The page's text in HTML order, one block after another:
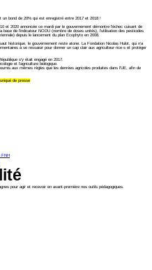
un bond de 20% qui est enregistré entre 2017 et 2018 !
et 2020 annoncée ce mardi par le gouvernement démontre l’échec cuisant de
de l'indicateur NODU (nombre de doses unités), l’utilisation des pesticides
depuis le lancement du plan Ecophyto en 2008.
historique, le gouvernement reste atone. La Fondation Nicolas Hulot, qui n’a
à se ressaisir pour donner un cap clair aux agriculteur·rice·s et protéger
s’y était engagé en 2017.
et l’agriculture biologique.
aux mêmes règles que les denrées agricoles produites dans l’UE, afin de
de presse
FNH
pour agir et recevoir en avant-première nos outils pédagogiques.